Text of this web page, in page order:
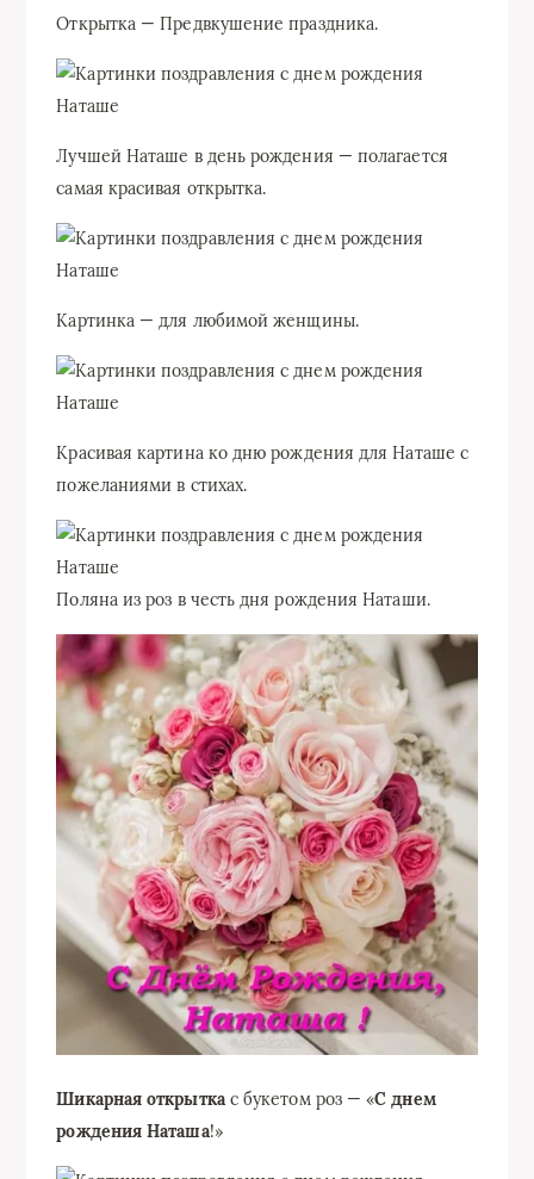
Открытка — Предвкушение праздника.
Лучшей Наташе в день рождения — полагается
самая красивая открытка.
Картинка — для любимой женщины.
Красивая картина ко дню рождения для Наташе с
пожеланиями в стихах.
Поляна из роз в честь дня рождения Наташи.
Шикарная открыткас букетом роз — «С днем
рождения Наташа!»